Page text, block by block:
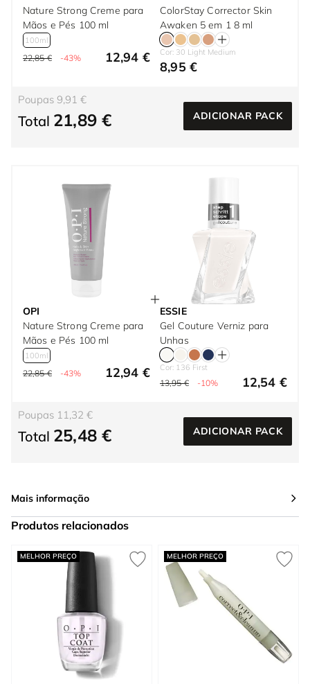
Nature Strong Creme para
Mãos e Pés 100 ml
100ml
22,85 € -43% 12,94 €
ColorStay Corrector Skin
Awaken 5 em 1 8 ml
Cor: 30 Light Medium
8,95 €
Poupas 9,91 €
Total 21,89 € ADICIONAR PACK
OPI
Nature Strong Creme para
Mãos e Pés 100 ml
100ml
22,85 € -43% 12,94 €
ESSIE
Gel Couture Verniz para
Unhas
Cor: 136 First
13,95 € -10% 12,54 €
Poupas 11,32 €
Total 25,48 € ADICIONAR PACK
Mais informação
Produtos relacionados
Press to skip carousel
MELHOR PREÇO MELHOR PREÇO